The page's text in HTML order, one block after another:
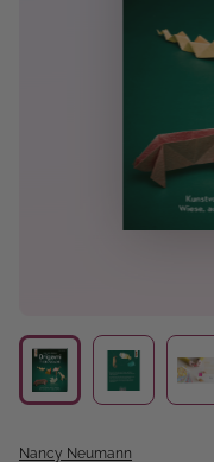
Nancy Neumann